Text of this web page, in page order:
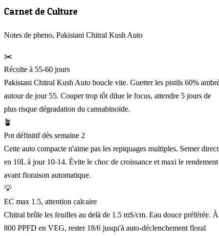
Carnet de Culture
Notes de pheno, Pakistani Chitral Kush Auto
✂️
Récolte à 55-60 jours
Pakistani Chitral Kush Auto boucle vite. Guetter les pistils 60%
autour de jour 55. Couper trop tôt dilue le focus, attendre 5 jours de
plus risque dégradation du cannabinoïde.
🪴
Pot définitif dès semaine 2
Cette auto compacte n'aime pas les repiquages multiples. Semer direct
en 10L à jour 10-14. Évite le choc de croissance et maxi le rendement
avant floraison automatique.
💡
EC max 1.5, attention calcaire
Chitral brûle les feuilles au delà de 1.5 mS/cm. Eau douce préférée. À
800 PPFD en VEG, rester 18/6 jusqu'à auto-déclenchement floral